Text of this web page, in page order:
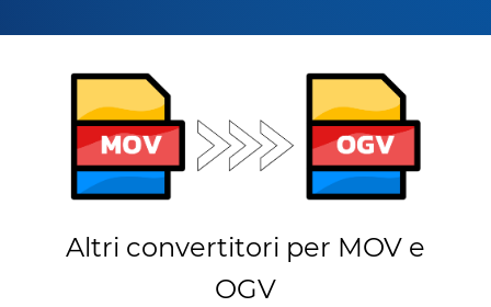
Altri convertitori per MOV e
OGV